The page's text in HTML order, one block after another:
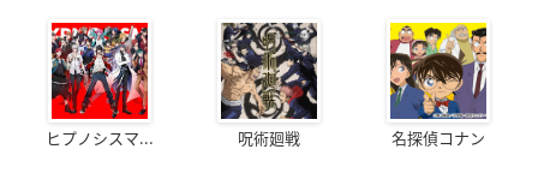
ヒプノシスマ... 呪術廻戦 名探偵コナン